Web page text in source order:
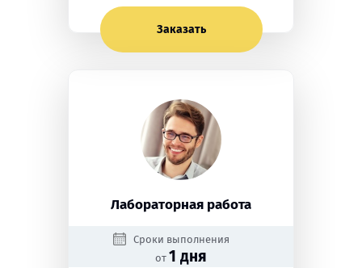
Заказать
Лабораторная работа
Сроки выполнения
от 1 дня